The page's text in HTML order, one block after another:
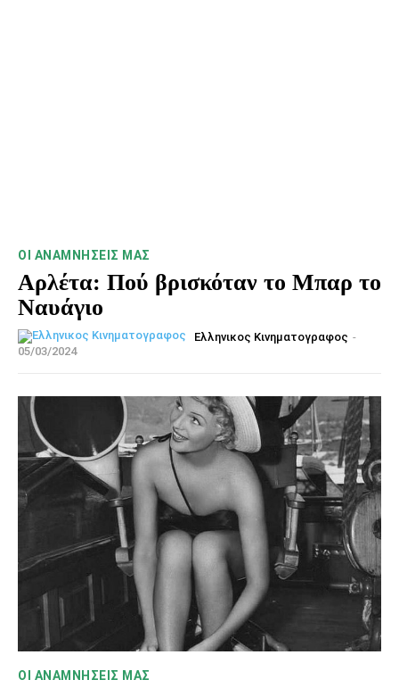
ΟΙ ΑΝΑΜΝΉΣΕΙΣ ΜΑΣ
Αρλέτα: Πού βρισκόταν το Μπαρ το
Ναυάγιο
Ελληνικος Κινηματογραφος -
05/03/2024
ΟΙ ΑΝΑΜΝΉΣΕΙΣ ΜΑΣ